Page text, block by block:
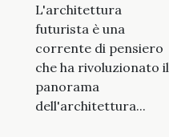
L'architettura
futurista è una
corrente di pensiero
che ha rivoluzionato il
panorama
dell'architettura...